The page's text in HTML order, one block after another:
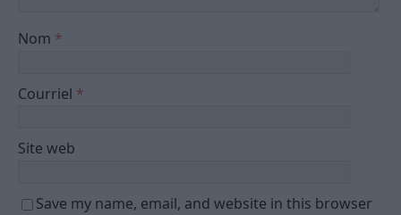
Nom *
Courriel *
Site web
Save my name, email, and website in this browser